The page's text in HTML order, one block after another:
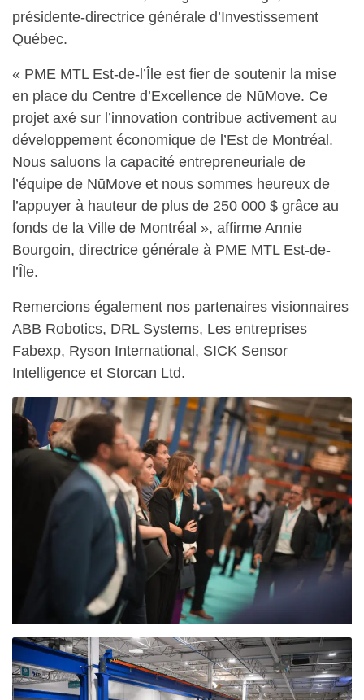
présidente-directrice générale d’Investissement
Québec.
« PME MTL Est-de-l’Île est fier de soutenir la mise
en place du Centre d’Excellence de NūMove. Ce
projet axé sur l’innovation contribue activement au
développement économique de l’Est de Montréal.
Nous saluons la capacité entrepreneuriale de
l’équipe de NūMove et nous sommes heureux de
l’appuyer à hauteur de plus de 250 000 $ grâce au
fonds de la Ville de Montréal », affirme Annie
Bourgoin, directrice générale à PME MTL Est-de-
l’Île.
Remercions également nos partenaires visionnaires
ABB Robotics, DRL Systems, Les entreprises
Fabexp, Ryson International, SICK Sensor
Intelligence et Storcan Ltd.